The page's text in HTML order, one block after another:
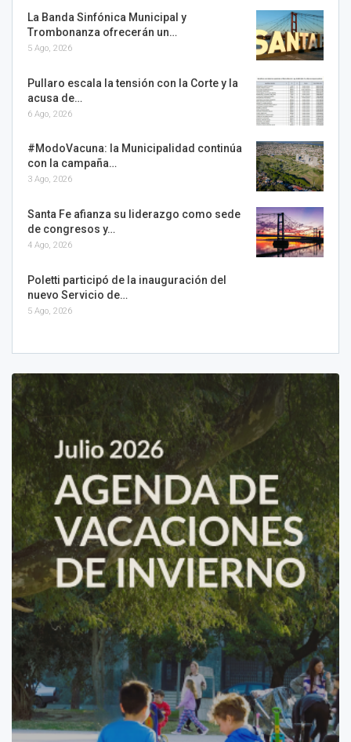
La Banda Sinfónica Municipal y
Trombonanza ofrecerán un…
5 Ago, 2026
Pullaro escala la tensión con la Corte y la
acusa de…
6 Ago, 2026
#ModoVacuna: la Municipalidad continúa
con la campaña…
3 Ago, 2026
Santa Fe afianza su liderazgo como sede
de congresos y…
4 Ago, 2026
Poletti participó de la inauguración del
nuevo Servicio de…
5 Ago, 2026